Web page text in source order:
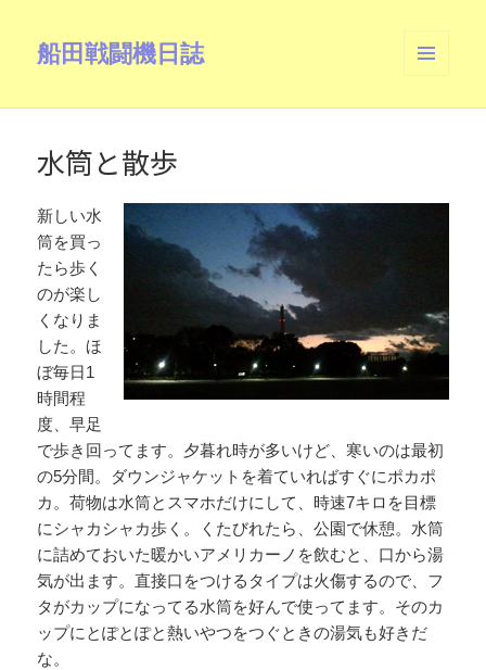
船田戦闘機日誌
ーとウ
水筒と散歩
新しい水
筒を買っ
たら歩く
のが楽し
くなりま
した。ほ
ぼ毎日1
時間程
度、早足
で歩き回ってます。夕暮れ時が多いけど、寒いのは最初
の5分間。ダウンジャケットを着ていればすぐにポカポ
カ。荷物は水筒とスマホだけにして、時速7キロを目標
にシャカシャカ歩く。くたびれたら、公園で休憩。水筒
に詰めておいた暖かいアメリカーノを飲むと、口から湯
気が出ます。直接口をつけるタイプは火傷するので、フ
タがカップになってる水筒を好んで使ってます。そのカ
ップにとぽとぽと熱いやつをつぐときの湯気も好きだ
な。